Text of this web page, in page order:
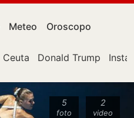
Meteo Oroscopo
Ceuta Donald Trump
5
foto
2
video